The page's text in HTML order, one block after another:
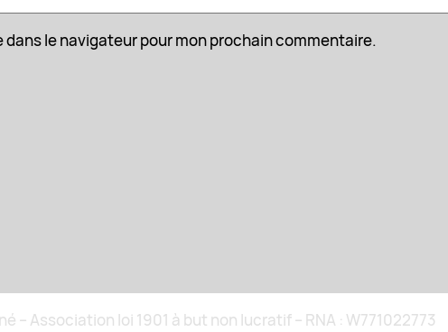
le navigateur pour mon prochain commentaire.
– Association loi 1901 à but non lucratif – RNA : W771022773